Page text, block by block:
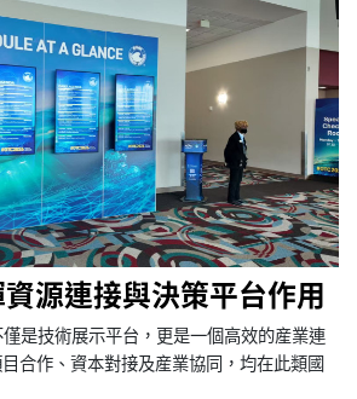
源連接與決策平台作用
是技術展示平台，更是一個高效的産業連
合作、資本對接及産業協同，均在此類國